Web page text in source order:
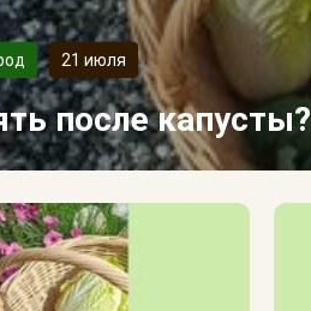
21 июля
после капусты?